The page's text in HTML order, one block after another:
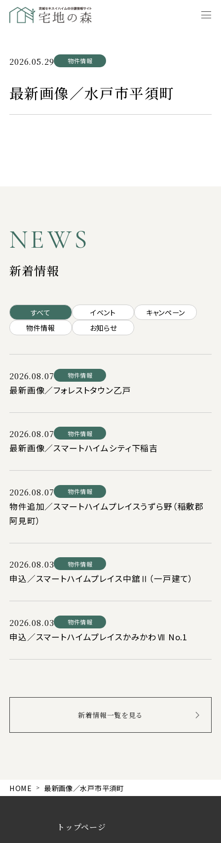
2026.05.29 物件情報
最新画像／水戸市平須町
NEWS
新着情報
すべて イベント
キャンペーン
物件情報
お知らせ
2026.08.07 物件情報
最新画像／フォレストタウン乙戸
2026.08.07 物件情報
最新画像／スマートハイムシティ下稲吉
2026.08.07 物件情報
物件追加／スマートハイムプレイスうずら野（稲敷郡
阿見町）
2026.08.03 物件情報
申込／スマートハイムプレイス中舘Ⅱ（一戸建て）
2026.08.03 物件情報
申込／スマートハイムプレイスかみかわⅦ No.1
新着情報一覧を見る
HOME 最新画像／水戸市平須町
トップページ